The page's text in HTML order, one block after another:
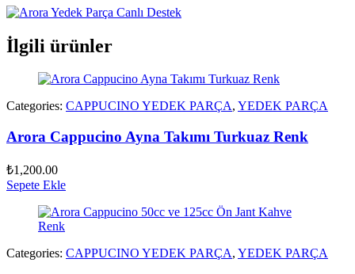
İlgili ürünler
Categories: CAPPUCINO YEDEK PARÇA, YEDEK PARÇA
Arora Cappucino Ayna Takımı Turkuaz Renk
₺1,200.00
Sepete Ekle
Categories: CAPPUCINO YEDEK PARÇA, YEDEK PARÇA